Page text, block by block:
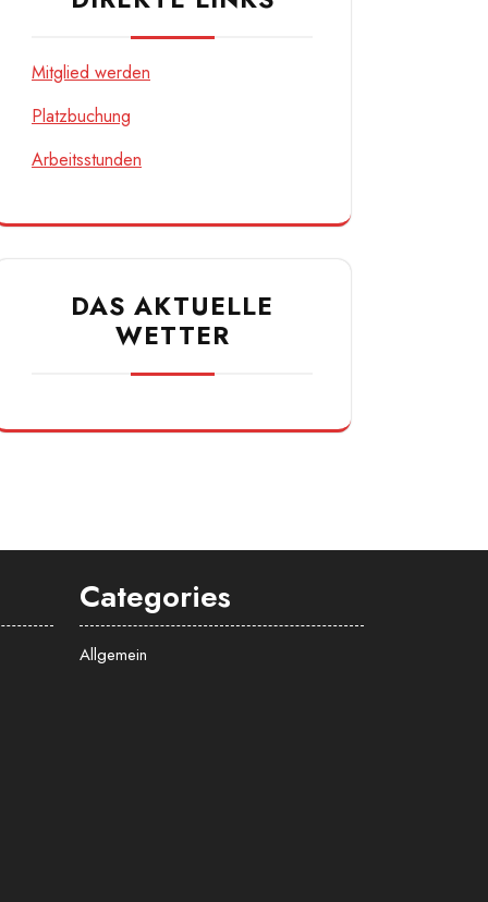
Mitglied werden
Platzbuchung
Arbeitsstunden
DAS AKTUELLE
WETTER
Categories
Allgemein